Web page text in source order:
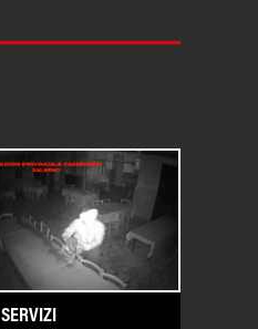
SERVIZI